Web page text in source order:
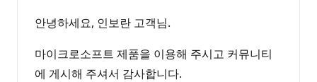
안녕하세요, 인보란 고객님.
마이크로소프트 제품을 이용해 주시고 커뮤니티
에 게시해 주셔서 감사합니다.